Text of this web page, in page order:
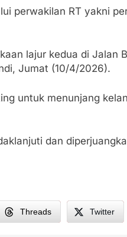
perwakilan RT yakni
lajur kedua di Jalan
Jumat (10/4/2026).
untuk menunjang
dan
Threads Twitter